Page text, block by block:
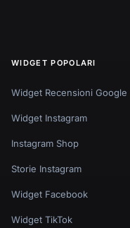
WIDGET POPOLARI
Widget Recensioni Google
Widget Instagram
Instagram Shop
Storie Instagram
Widget Facebook
Widget TikTok